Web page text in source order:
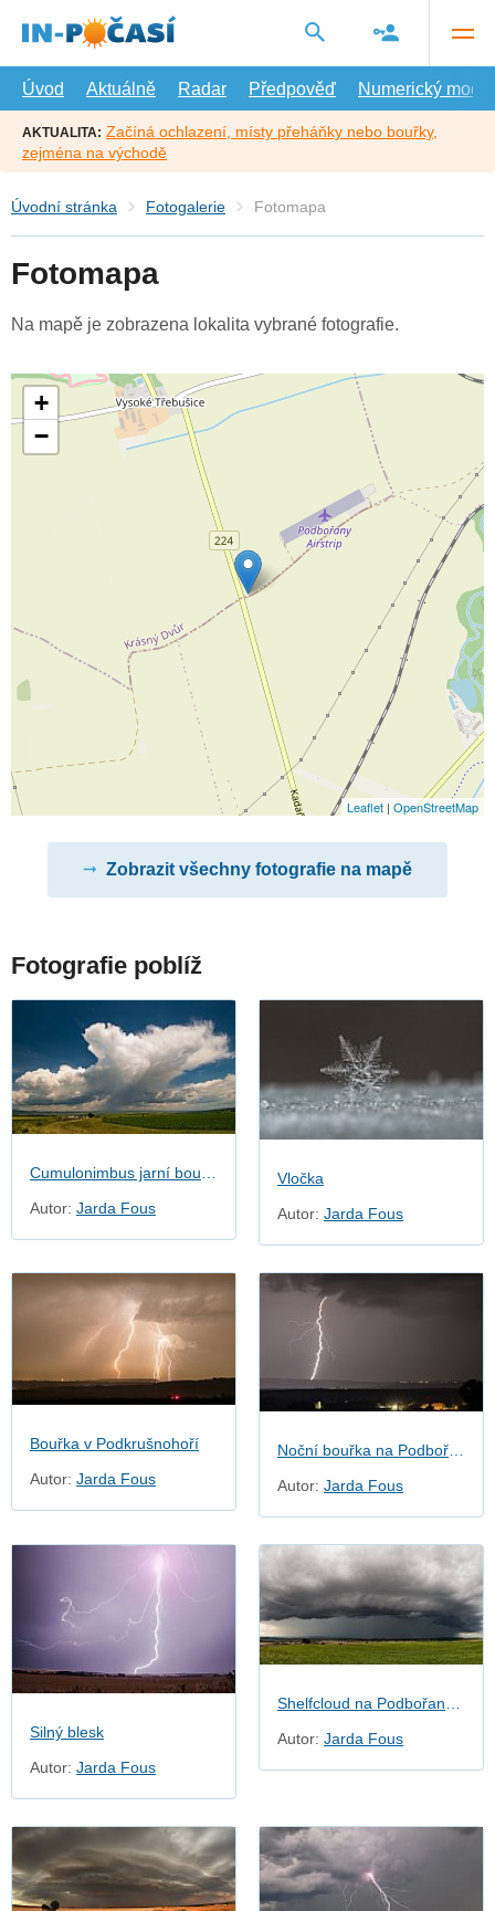
hlavní
Úvod
Aktuálně Radar Předpověď Numerický model
AKTUALITA: Začíná ochlazení, místy přeháňky nebo bouřky,
zejména na východě
Úvodní stránka Fotogalerie Fotomapa
Fotomapa
Na mapě je zobrazena lokalita vybrané fotografie.
+
−
Leaflet |OpenStreetMap
Zobrazit všechny fotografie na mapě
Fotografie poblíž
Autor: Jarda Fous
Vločka
Autor: Jarda Fous
Bouřka v Podkrušnohoří
Autor: Jarda Fous
Autor: Jarda Fous
Silný blesk
Autor: Jarda Fous
Autor: Jarda Fous